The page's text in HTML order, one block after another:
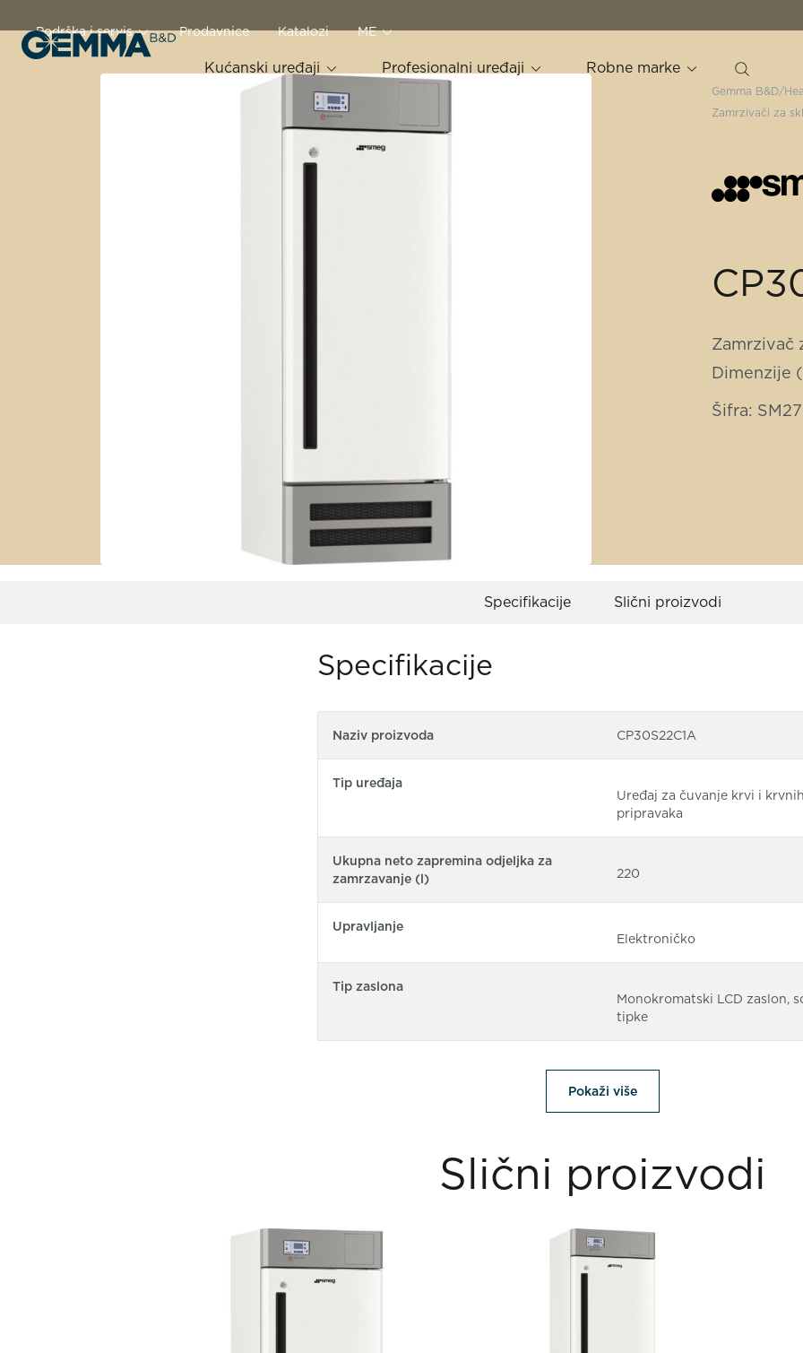
Kućanski uređaji Profesionalni uređaji Robne marke
Podrška i servis Prodavnice Katalozi ME
Gemma B&D
Zamrzivači za
Zamrzivač
Dimenzije
Šifra:
Specifikacije Slični proizvodi
Specifikacije
Naziv proizvoda CP30S22C1A
Tip uređaja
Uređaj za čuvanje krvi i krvnih
pripravaka
Ukupna neto zapremina odjeljka za
zamrzavanje (l)
220
Upravljanje
Elektroničko
Tip zaslona
Monokromatski LCD zaslon,
tipke
Pokaži više
Slični proizvodi